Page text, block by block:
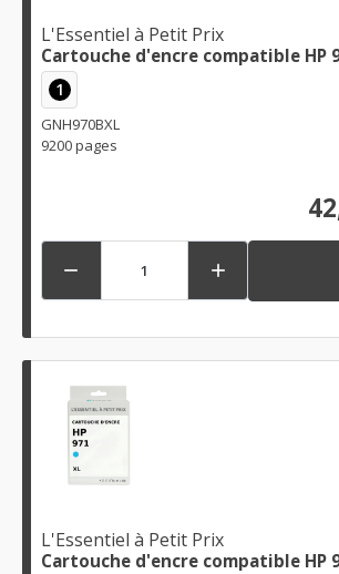
L'Essentiel à Petit Prix
Cartouche d'encre compatible HP
1
GNH970BXL
9200 pages
 
L'Essentiel à Petit Prix
Cartouche d'encre compatible HP